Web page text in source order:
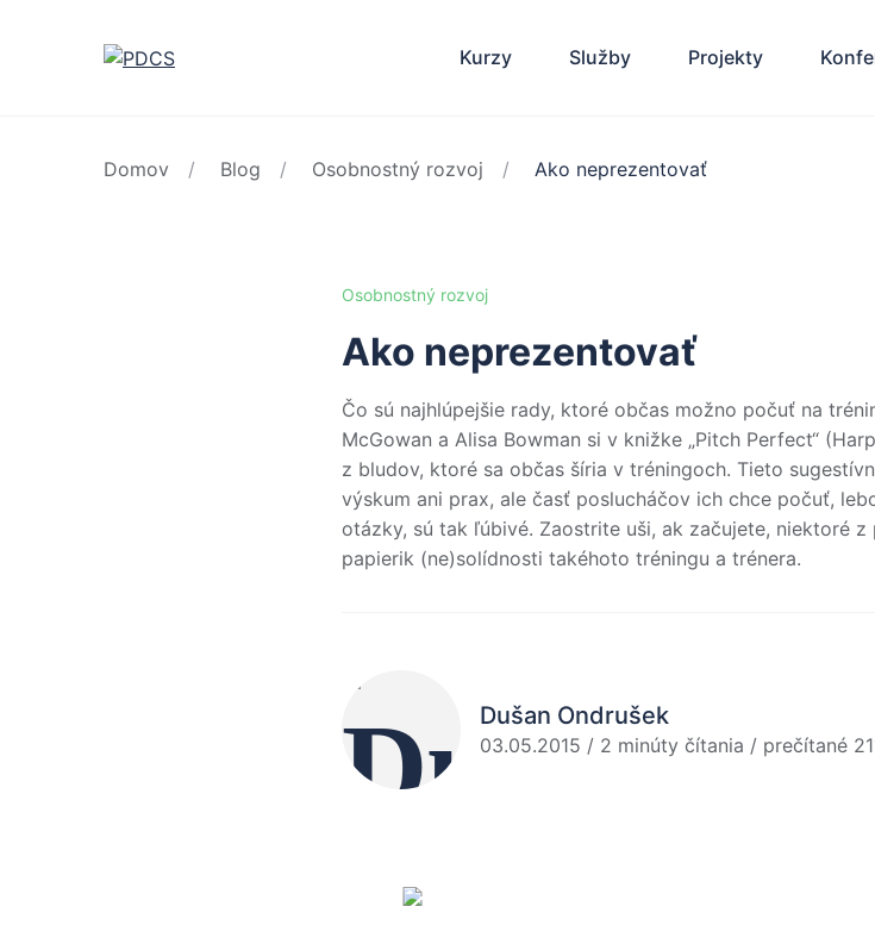
Kurzy Služby Projekty
Domov Blog Osobnostný rozvoj Ako neprezentovať
Osobnostný rozvoj
Ako neprezentovať
Čo sú najhlúpejšie rady, ktoré občas možno počuť na
McGowan a Alisa Bowman si v knižke „Pitch Perfect“
z bludov, ktoré sa občas šíria v tréningoch. Tieto
výskum ani prax, ale časť poslucháčov ich chce počuť,
otázky, sú tak ľúbivé. Zaostrite uši, ak začujete, niektoré
papierik (ne)solídnosti takéhoto tréningu a trénera.
Dušan Ondrušek
03.05.2015 / 2 minúty čítania / prečítané